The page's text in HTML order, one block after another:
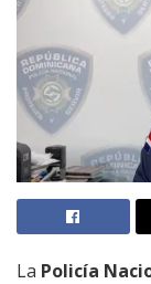
La Policía